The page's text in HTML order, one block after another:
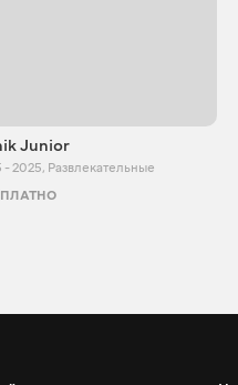
Junior
- 2025, Развлекательные